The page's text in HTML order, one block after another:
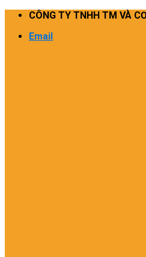
Skip
content
CÔNG TY TNHH TM VÀ
Email